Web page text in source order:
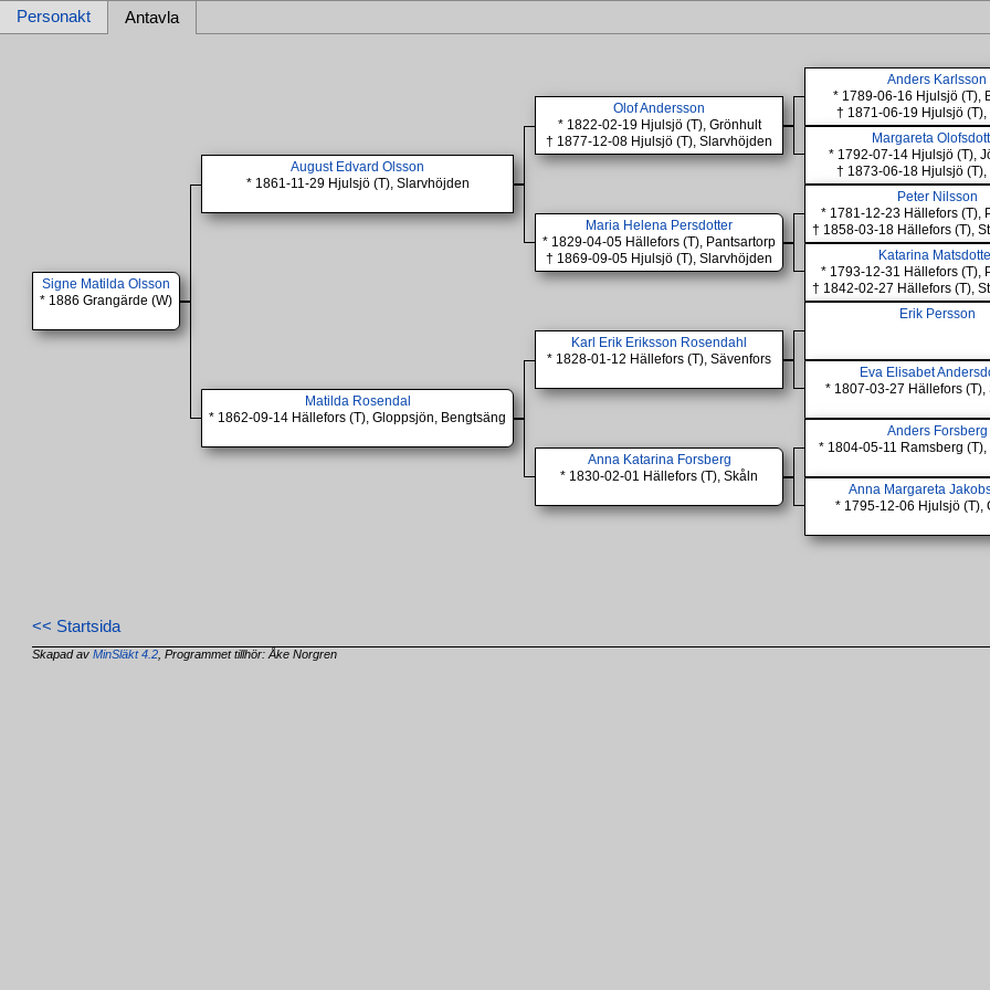
Personakt Antavla
Signe Matilda Olsson
* 1886 Grangärde (W)
August Edvard Olsson
* 1861-11-29 Hjulsjö (T), Slarvhöjden
Olof Andersson
* 1822-02-19 Hjulsjö (T), Grönhult
† 1877-12-08 Hjulsjö (T), Slarvhöjden
Anders Karlsson
* 1789-06-16 Hjulsjö (T),
† 1871-06-19 Hjulsjö (T),
Margareta
* 1792-07-14 Hjulsjö (T),
† 1873-06-18 Hjulsjö (T),
Maria Helena Persdotter
* 1829-04-05 Hällefors (T), Pantsartorp
† 1869-09-05 Hjulsjö (T), Slarvhöjden
Peter Nilsson
* 1781-12-23 Hällefors (T),
† 1858-03-18 Hällefors (T),
Katarina
* 1793-12-31 Hällefors (T),
† 1842-02-27 Hällefors (T),
Matilda Rosendal
* 1862-09-14 Hällefors (T), Gloppsjön, Bengtsäng
Karl Erik Eriksson Rosendahl
* 1828-01-12 Hällefors (T), Sävenfors
Erik Persson
Eva Elisabet
* 1807-03-27 Hällefors (T),
Anna Katarina Forsberg
* 1830-02-01 Hällefors (T), Skåln
Anders Forsberg
* 1804-05-11 Ramsberg
Anna Margareta
* 1795-12-06 Hjulsjö (T),
<< Startsida
Skapad avMinSläkt 4.2 , Programmet tillhör: Åke Norgren